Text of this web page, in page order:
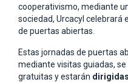
cooperativismo, mediante
sociedad, Urcacyl celebrará
de puertas abiertas.
Estas jornadas de puertas
mediante visitas guiadas,
gratuitas y estarán